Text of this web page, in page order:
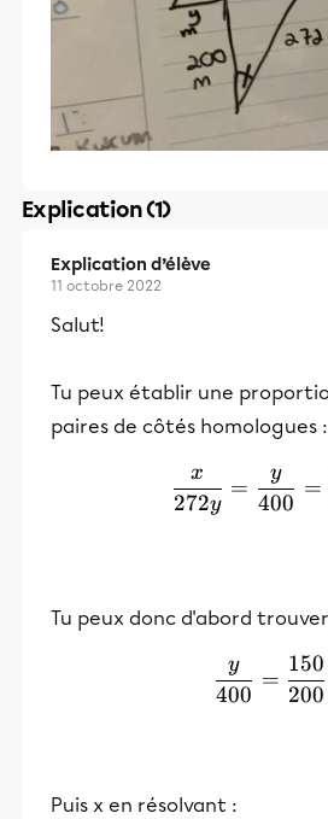
Explication (1)
Explication d’élève
11 octobre 2022
Salut!
Tu peux établir une
paires de côtés homologues :
272y
x
=
400
y
=
Tu peux donc d'abord
400
y
=
200
150
Puis x en résolvant :